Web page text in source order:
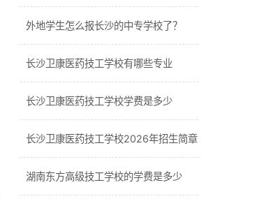
外地学生怎么报长沙的中专学校了？
长沙卫康医药技工学校有哪些专业
长沙卫康医药技工学校学费是多少
长沙卫康医药技工学校2026年招生简章
湖南东方高级技工学校的学费是多少